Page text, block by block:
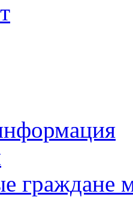
граждане